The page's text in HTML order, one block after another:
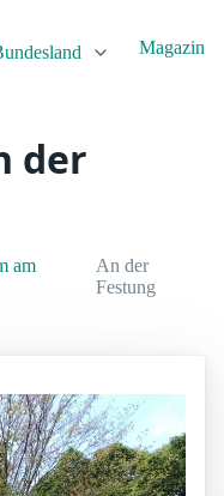
Magazin
der
am
An der
Festung